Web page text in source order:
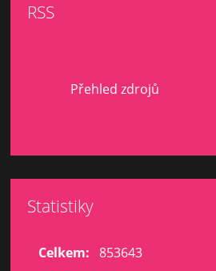
RSS
Přehled zdrojů
Statistiky
Celkem: 853643